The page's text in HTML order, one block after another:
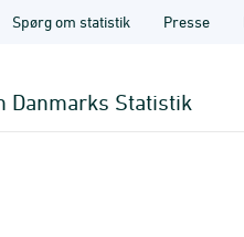
Spørg om statistik Presse
Danmarks Statistik